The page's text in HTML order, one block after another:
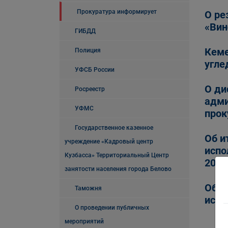
Прокуратура информирует
ГИБДД
Полиция
УФСБ России
Росреестр
УФМС
Государственное казенное
учреждение «Кадровый центр
Кузбасса» Территориальный Центр
занятости населения города Белово
Таможня
О проведении публичных
мероприятий
О
О
Об
2023
Об